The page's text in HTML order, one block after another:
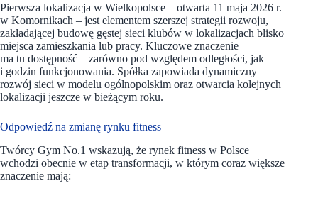
Pierwsza lokalizacja w Wielkopolsce – otwarta 11 maja 2026 r.
w Komornikach – jest elementem szerszej strategii rozwoju,
zakładającej budowę gęstej sieci klubów w lokalizacjach blisko
miejsca zamieszkania lub pracy. Kluczowe znaczenie
ma tu dostępność – zarówno pod względem odległości, jak
i godzin funkcjonowania. Spółka zapowiada dynamiczny
rozwój sieci w modelu ogólnopolskim oraz otwarcia kolejnych
lokalizacji jeszcze w bieżącym roku.
Odpowiedź na zmianę rynku fitness
Twórcy Gym No.1 wskazują, że rynek fitness w Polsce
wchodzi obecnie w etap transformacji, w którym coraz większe
znaczenie mają: